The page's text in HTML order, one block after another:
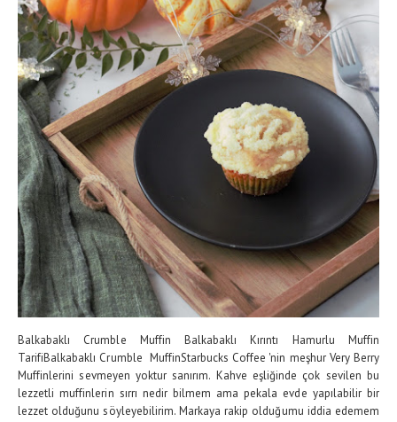
Balkabaklı Crumble Muffin Balkabaklı Kırıntı Hamurlu Muffin
TarifiBalkabaklı Crumble MuffinStarbucks Coffee 'nin meşhur Very Berry
Muffinlerini sevmeyen yoktur sanırım. Kahve eşliğinde çok sevilen bu
lezzetli muffinlerin sırrı nedir bilmem ama pekala evde yapılabilir bir
lezzet olduğunu söyleyebilirim. Markaya rakip olduğumu iddia edemem